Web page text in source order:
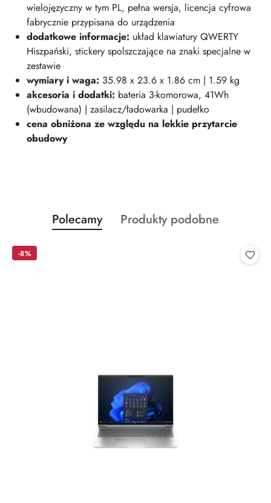
wielojęzyczny w tym PL, pełna wersja, licencja cyfrowa
fabrycznie przypisana do urządzenia
dodatkowe informacje: układ klawiatury QWERTY
Hiszpański, stickery spolszczające na znaki specjalne w
zestawie
wymiary i waga: 35.98 x 23.6 x 1.86 cm | 1.59 kg
akcesoria i dodatki: bateria 3-komorowa, 41Wh
(wbudowana) | zasilacz/ładowarka | pudełko
cena obniżona ze względu na lekkie przytarcie
obudowy
Pomiń karuzelę produktów
Produkty
o
Polecamy
Produkty
Produkty podobne
-8%